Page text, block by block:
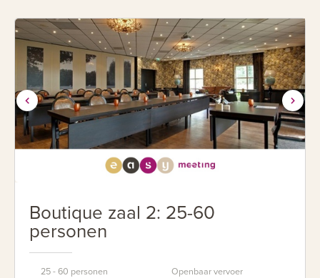
Boutique zaal 2: 25-60
personen
25 - 60 personen
Openbaar vervoer